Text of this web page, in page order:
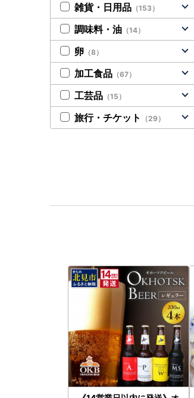
雑貨・日用品 （153）
調味料・油 （14）
卵 （8）
加工食品 （67）
工芸品 （15）
旅行・チケット （29）